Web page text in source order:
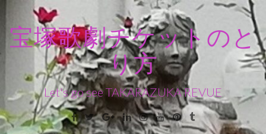
ン
ス
キ
宝塚歌劇チケットのと
り方
Let's go see TAKARAZUKA REVUE
Facebook
TwitterGoogle+LinkedinInstagram
YoutubePinterest
Tumblr